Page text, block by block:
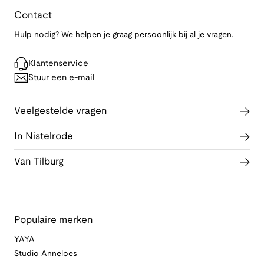
Contact
Hulp nodig? We helpen je graag persoonlijk bij al je vragen.
Klantenservice
Stuur een e-mail
Veelgestelde vragen
In Nistelrode
Van Tilburg
Populaire merken
YAYA
Studio Anneloes